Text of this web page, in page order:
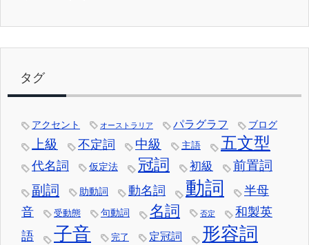
タグ
アクセント オーストラリア パラグラフ ブログ
上級 不定詞 中級 主語 五文型
代名詞 仮定法 冠詞 初級
前置詞
副詞
助動詞 動名詞 動詞
半母
音
受動態 句動詞 名詞 否定
和製英
語
子音 完了 定冠詞
形容詞